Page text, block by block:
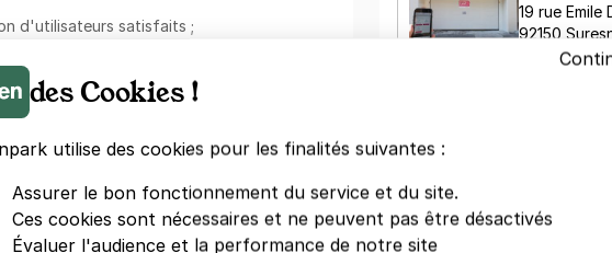
d'utilisateurs satisfaits ;
offerts ;
;
de votre réservation via l'application
mois Zenpark :
mois. Pour un stationnement longue
formule. Cette formule vous permettra
et de ne plus vous soucier de trouver
19 rue Emile
92150
92 RUE
92150
des Cookies !
utilise des cookies pour les finalités suivantes :
Assurer le bon fonctionnement du service et du site.
Ces cookies sont nécessaires et ne peuvent pas être désactivés
Évaluer l'audience et la performance de notre site